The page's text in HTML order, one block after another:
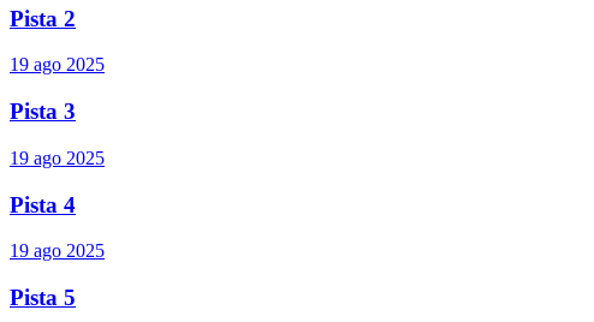
Pista 2
19 ago 2025
Pista 3
19 ago 2025
Pista 4
19 ago 2025
Pista 5